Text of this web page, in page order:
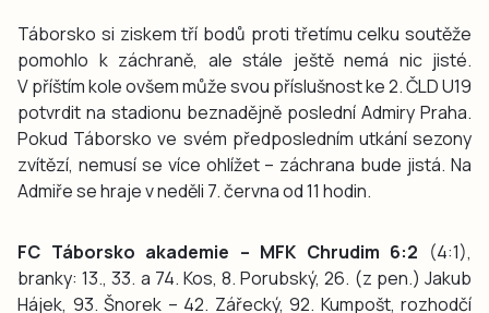
Táborsko si ziskem tří bodů proti třetímu celku soutěže
pomohlo k záchraně, ale stále ještě nemá nic jisté.
V příštím kole ovšem může svou příslušnost ke 2. ČLD U19
potvrdit na stadionu beznadějně poslední Admiry Praha.
Pokud Táborsko ve svém předposledním utkání sezony
zvítězí, nemusí se více ohlížet – záchrana bude jistá. Na
Admiře se hraje v neděli 7. června od 11 hodin.
FC Táborsko akademie – MFK Chrudim 6:2 (4:1),
branky: 13., 33. a 74. Kos, 8. Porubský, 26. (z pen.) Jakub
Hájek, 93. Šnorek – 42. Zářecký, 92. Kumpošt, rozhodčí